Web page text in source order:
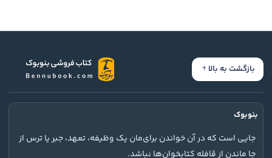
بازگشت به بالا
بنوبوک
جایی است که در آن خواندن برای‌مان یک وظیفه، تعهد، جبر یا ترس از
جا ماندن از قافله کتابخوان‌ها نباشد.